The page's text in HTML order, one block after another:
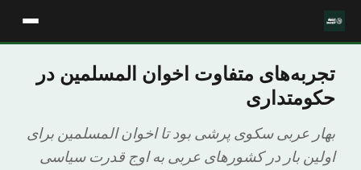
تجربه‌های متفاوت اخوان المسلمین در
حکومتدارى
بهار عربى سکوى پرشى بود تا اخوان المسلمین براى
اولین بار در کشورهاى عربى به اوج قدرت سیاسى